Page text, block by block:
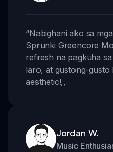
“Nabighani ako sa
Sprunki Greencore
refresh na pagkuha
laro, at gustong-gusto
aesthetic!,,
Jordan W.
Music